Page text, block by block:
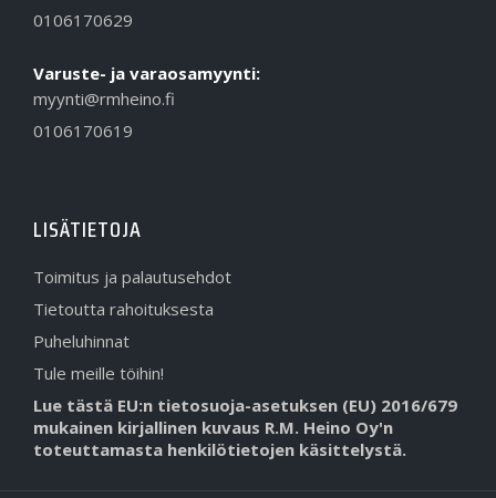
0106170629
Varuste- ja varaosamyynti:
myynti@rmheino.fi
0106170619
LISÄTIETOJA
Toimitus ja palautusehdot
Tietoutta rahoituksesta
Puheluhinnat
Tule meille töihin!
Lue tästä EU:n tietosuoja-asetuksen (EU) 2016/679
mukainen kirjallinen kuvaus R.M. Heino Oy'n
toteuttamasta henkilötietojen käsittelystä.